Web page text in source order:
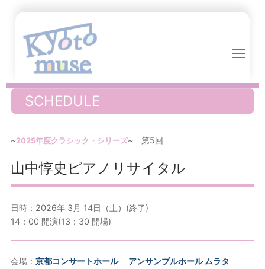
へ
ス
キ
プ
SCHEDULE
~2025年度クラシック・シリーズ~ 第5回
山中惇史ピアノリサイタル
日時：2026年 3月 14日（土）(終了)
14：00 開演(13：30 開場)
会場： 京都コンサートホール アンサンブルホール ムラタ